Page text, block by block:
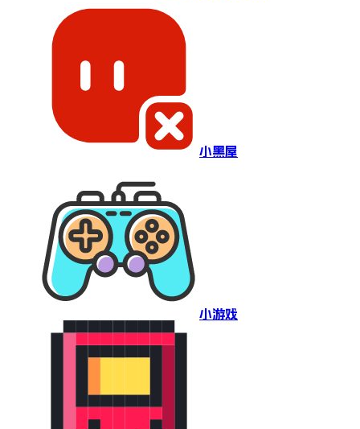
小黑屋
小游戏